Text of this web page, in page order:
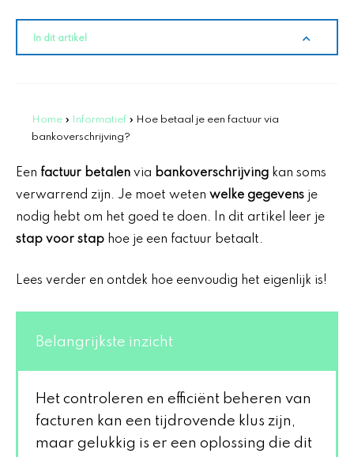
In dit artikel
Home » Informatief » Hoe betaal je een factuur via
bankoverschrijving?
Een factuur betalen via bankoverschrijving kan soms
verwarrend zijn. Je moet weten welke gegevens je
nodig hebt om het goed te doen. In dit artikel leer je
stap voor stap hoe je een factuur betaalt.
Lees verder en ontdek hoe eenvoudig het eigenlijk is!
Belangrijkste inzicht
Het controleren en efficiënt beheren van
facturen kan een tijdrovende klus zijn,
maar gelukkig is er een oplossing die dit